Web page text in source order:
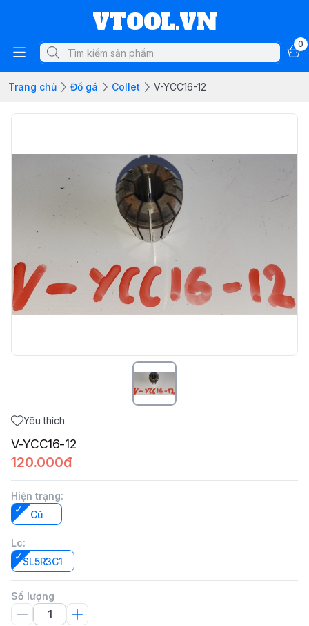
VTOOL.VN
0
Trang chủ Đồ gá Collet V-YCC16-12
Yêu thích
V-YCC16-12
120.000đ
Hiện trạng:
Cũ
Lc:
SL5R3C1
Số lượng